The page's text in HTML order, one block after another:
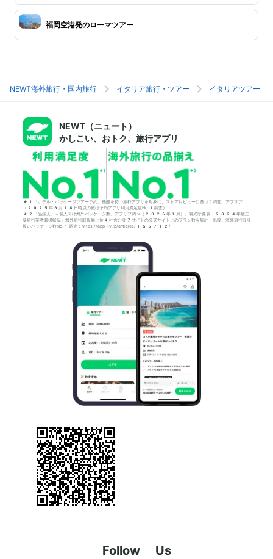
福岡空港発のローマツアー
NEWT海外旅行・国内旅行 イタリア旅行・ツアー イタリアツアー
NEWT（ニュート）
かしこい、おトク、旅行アプリ
*1「ホテル・パッケージツアー予約」機能を持つ旅行アプリを対象に、ストアレビューに基づく調査。アプリブ
（2025年6月18日時点の旅行予約アプリ利用満足度No.1調査）
*2「品揃え」＝個人向け海外パッケージ数。アプリブ調べ（2026年1月）。観光庁発表「2024年度主
要旅行業者取扱状況」海外旅行取扱額上位4社含む計7サイトの公式サイト上のプラン数を集計・比較。海外旅行取り
扱いパッケージ数No.1調査：https://app-liv.jp/articles/155712/
Follow Us